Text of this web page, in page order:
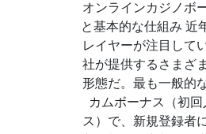
オンラインカジノボ
と基本的な仕組み 近
レイヤーが注目して
社が提供するさまざ
形態だ。最も一般的
カムボーナス（初
ス）で、新規登録者